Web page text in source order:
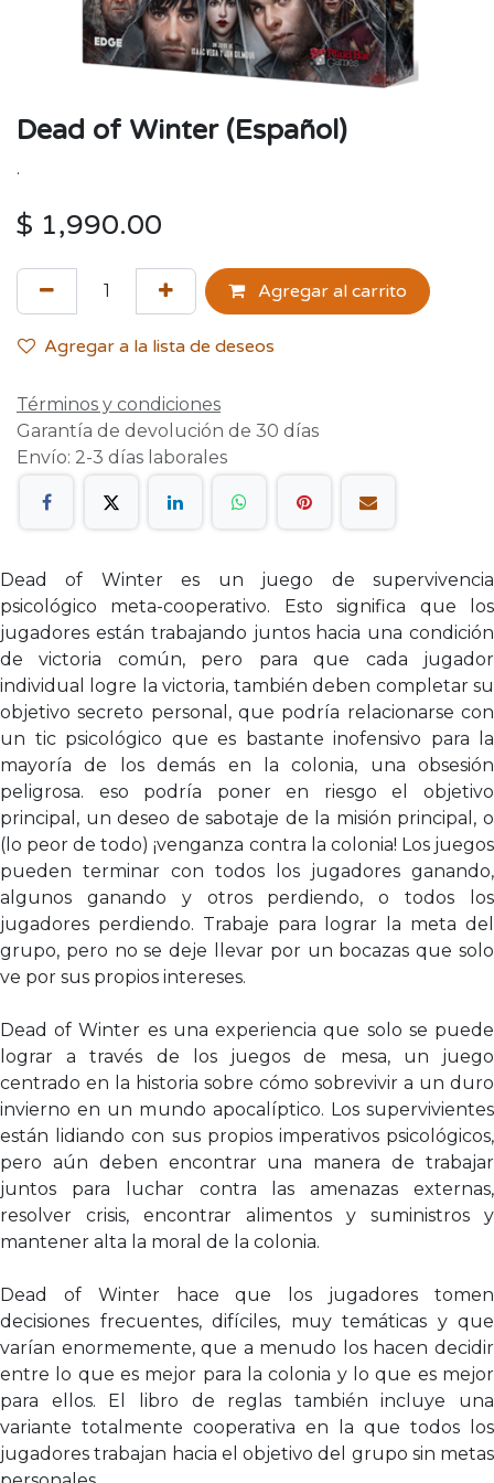
Dead of Winter (Español)
.
$ 1,990.00
Agregar al carrito
Agregar a la lista de deseos
Términos y condiciones
Garantía de devolución de 30 días
Envío: 2-3 días laborales
Dead of Winter es un juego de supervivencia
psicológico meta-cooperativo. Esto significa que los
jugadores están trabajando juntos hacia una condición
de victoria común, pero para que cada jugador
individual logre la victoria, también deben completar su
objetivo secreto personal, que podría relacionarse con
un tic psicológico que es bastante inofensivo para la
mayoría de los demás en la colonia, una obsesión
peligrosa. eso podría poner en riesgo el objetivo
principal, un deseo de sabotaje de la misión principal, o
(lo peor de todo) ¡venganza contra la colonia! Los juegos
pueden terminar con todos los jugadores ganando,
algunos ganando y otros perdiendo, o todos los
jugadores perdiendo. Trabaje para lograr la meta del
grupo, pero no se deje llevar por un bocazas que solo
ve por sus propios intereses.
Dead of Winter es una experiencia que solo se puede
lograr a través de los juegos de mesa, un juego
centrado en la historia sobre cómo sobrevivir a un duro
invierno en un mundo apocalíptico. Los supervivientes
están lidiando con sus propios imperativos psicológicos,
pero aún deben encontrar una manera de trabajar
juntos para luchar contra las amenazas externas,
resolver crisis, encontrar alimentos y suministros y
mantener alta la moral de la colonia.
Dead of Winter hace que los jugadores tomen
decisiones frecuentes, difíciles, muy temáticas y que
varían enormemente, que a menudo los hacen decidir
entre lo que es mejor para la colonia y lo que es mejor
para ellos. El libro de reglas también incluye una
variante totalmente cooperativa en la que todos los
jugadores trabajan hacia el objetivo del grupo sin metas